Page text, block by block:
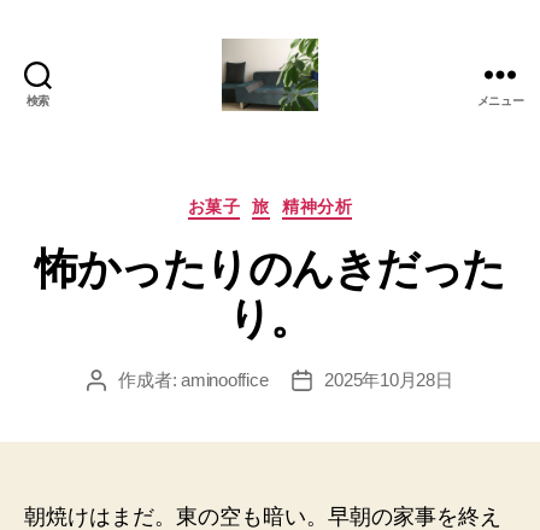
検索
美
か
も
あ
ロ
メニュー
カ
ゴ
リ
お菓子 旅 精神分析
怖かったりのんきだった
り。
投
作成者:aminooffice
投
2025年10月28日
朝焼けはまだ。東の空も暗い。早朝の家事を終え